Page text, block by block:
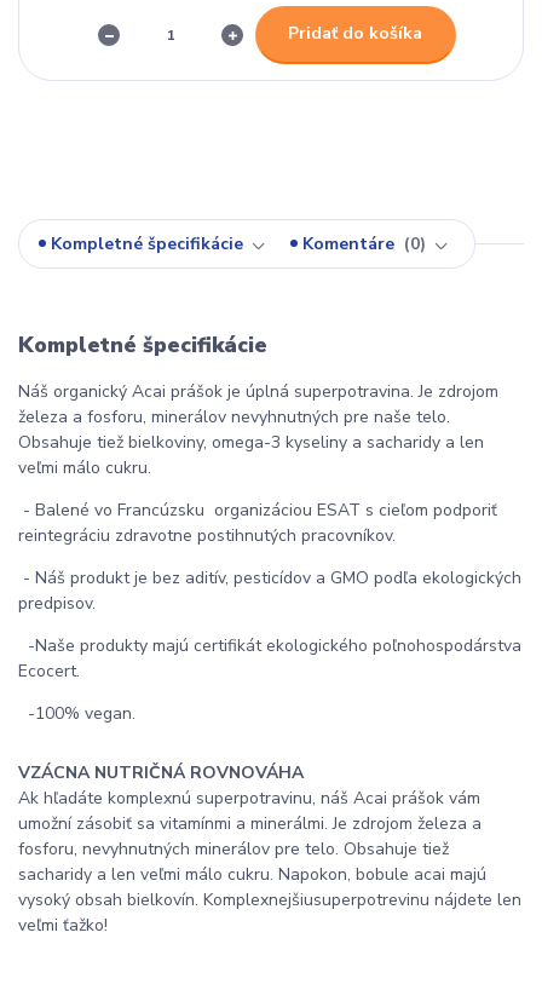
Pridať do košíka
Kompletné špecifikácie Komentáre 0
Kompletné špecifikácie
Náš organický Acai prášok je úplná superpotravina. Je zdrojom
železa a fosforu, minerálov nevyhnutných pre naše telo.
Obsahuje tiež bielkoviny, omega-3 kyseliny a sacharidy a len
veľmi málo cukru.
- Balené vo Francúzsku organizáciou ESAT s cieľom podporiť
reintegráciu zdravotne postihnutých pracovníkov.
- Náš produkt je bez aditív, pesticídov a GMO podľa ekologických
predpisov.
-Naše produkty majú certifikát ekologického poľnohospodárstva
Ecocert.
-100% vegan.
VZÁCNA NUTRIČNÁ ROVNOVÁHA
Ak hľadáte komplexnú superpotravinu, náš Acai prášok vám
umožní zásobiť sa vitamínmi a minerálmi. Je zdrojom železa a
fosforu, nevyhnutných minerálov pre telo. Obsahuje tiež
sacharidy a len veľmi málo cukru. Napokon, bobule acai majú
vysoký obsah bielkovín. Komplexnejšiusuperpotrevinu nájdete len
veľmi ťažko!